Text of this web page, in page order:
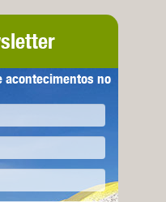
acontecimentos no